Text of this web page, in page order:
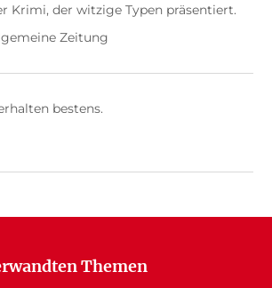
Krimi, der witzige Typen präsentiert.
Zeitung
bestens.
Themen